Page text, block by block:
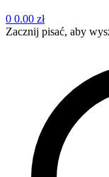
0 0.00 zł
Zacznij pisać, aby